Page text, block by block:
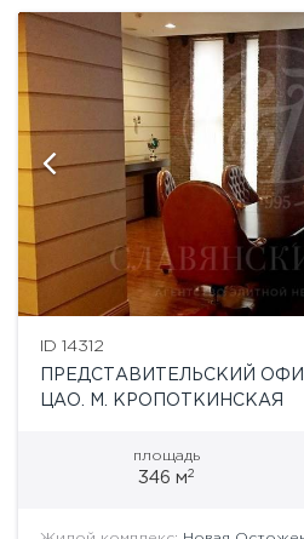
противопожарные системы....
ID 14312
ПРЕДСТАВИТЕЛЬСКИЙ
ЦАО. М. КРОПОТКИНСКАЯ
площадь
346 м2